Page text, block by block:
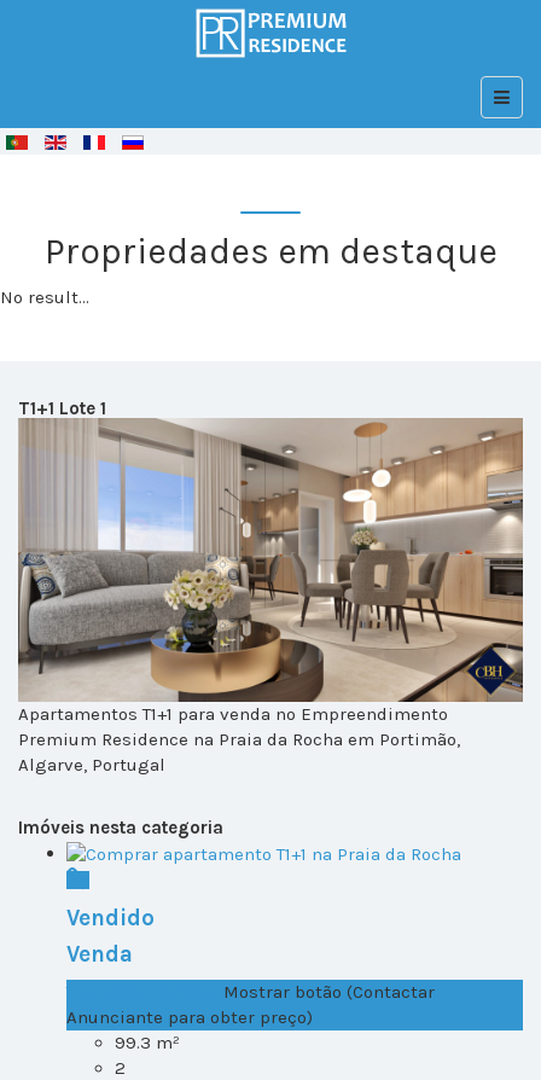
© FreeJoomla! 3 Modules
Propriedades em destaque
No result...
T1+1 Lote 1
Apartamentos T1+1 para venda no Empreendimento
Premium Residence na Praia da Rocha em Portimão,
Algarve, Portugal
Imóveis nesta categoria
Vendido
Venda
Mostrar botão (Contactar
Anunciante para obter preço)
99.3 m²
2